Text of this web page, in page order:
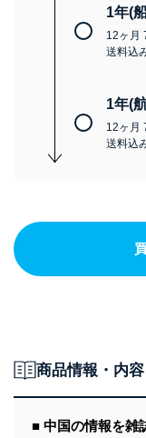
1年(
12ヶ月
送料込
1年(
12ヶ月
送料込
商品情報・内容
■ 中国の情報を雑